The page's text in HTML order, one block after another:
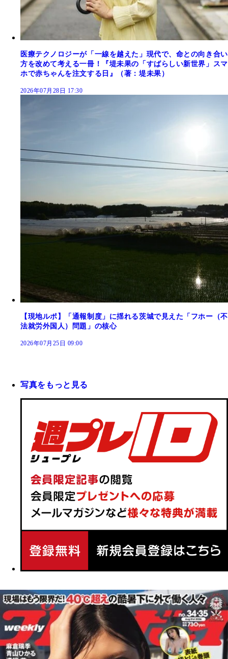
医療テクノロジーが「一線を越えた」現代で、命との向き合い
方を改めて考える一冊！『堤未果の「すばらしい新世界」スマ
ホで赤ちゃんを注文する日』（著：堤未果）
2026年07月28日 17:30
【現地ルポ】「通報制度」に揺れる茨城で見えた「フホー（不
法就労外国人）問題」の核心
2026年07月25日 09:00
写真をもっと見る